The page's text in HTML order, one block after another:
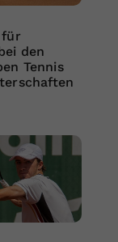
für
den
Tennis